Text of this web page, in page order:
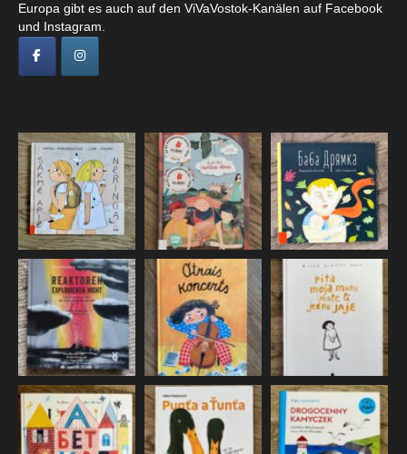
Europa gibt es auch auf den ViVaVostok-Kanälen auf Facebook
und Instagram.